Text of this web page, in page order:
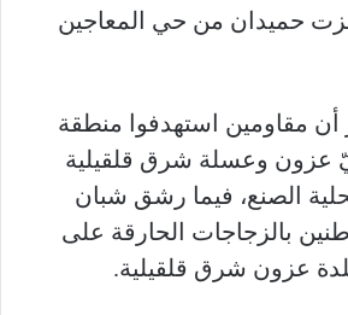
حميدان من حي المعاجين
مقاومين استهدفوا منطقة
عزون وعسلة شرق قلقيلية
الصنع، فيما رشق شبان
بالزجاجات الحارقة على